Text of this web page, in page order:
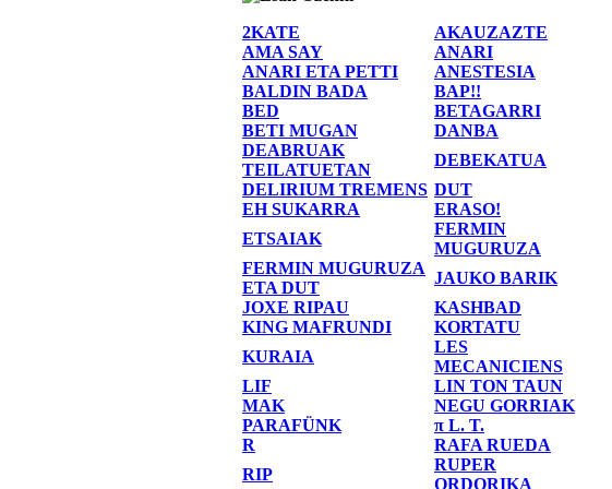
2KATE
AKAUZAZTE
AMA SAY
ANARI
ANARI ETA PETTI
ANESTESIA
BALDIN BADA
BAP!!
BED
BETAGARRI
BETI MUGAN
DANBA
DEABRUAK
TEILATUETAN
DEBEKATUA
DELIRIUM TREMENS DUT
EH SUKARRA
ERASO!
ETSAIAK
FERMIN
MUGURUZA
FERMIN MUGURUZA
ETA DUT
JAUKO BARIK
JOXE RIPAU
KASHBAD
KING MAFRUNDI
KORTATU
KURAIA
LES
MECANICIENS
LIF
LIN TON TAUN
MAK
NEGU GORRIAK
PARAFÜNK
π L. T.
R
RAFA RUEDA
RIP
RUPER
ORDORIKA